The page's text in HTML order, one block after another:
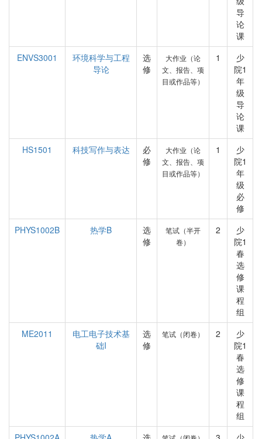
导
论
课
ENVS3001
环境科学与工程
导论
选
修
大作业（论
文、报告、项
目或作品等）
1
少
院1
年
级
导
论
课
HS1501
科技写作与表达
必
修
大作业（论
文、报告、项
目或作品等）
1
少
院1
年
级
必
修
PHYS1002B
热学B
选
修
笔试（半开
卷）
2
少
院1
春
选
修
课
程
组
ME2011
电工电子技术基
础I
选
修
笔试（闭卷） 2
少
院1
春
选
修
课
程
组